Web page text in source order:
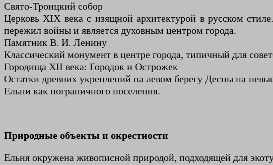
Свято-Троицкий собор
Церковь XIX века с изящной архитектурой в русском
пережил войны и является духовным центром города.
Памятник В. И. Ленину
Классический монумент в центре города, типичный для
Городища XII века: Городок и Острожек
Остатки древних укреплений на левом берегу Десны на
Ельни как пограничного поселения.
Природные объекты и окрестности
Ельня окружена живописной природой, подходящей для